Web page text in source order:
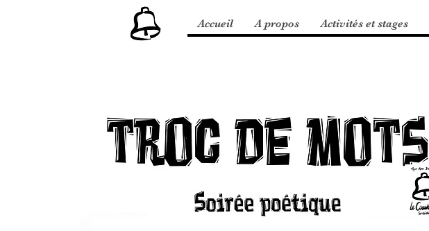
Accueil A propos Activités et stages